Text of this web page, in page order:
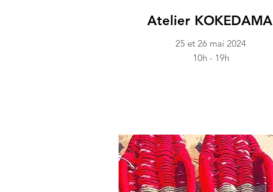
Atelier KOKEDAMA
25 et 26 mai 2024
10h - 19h